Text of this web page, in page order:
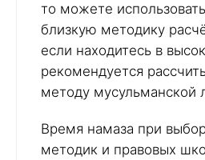
то можете
близкую методику
если находитесь в
рекомендуется
методу мусульманской
Время намаза при
методик и правовых